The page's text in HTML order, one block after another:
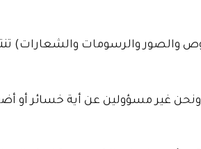
والصور والرسومات والشعارات)
غير مسؤولين عن أية خسائر أو